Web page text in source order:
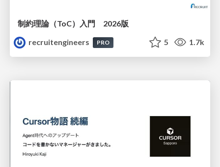
制約理論（ToC）入門 2026版
recruitengineers
PRO 5 1.7k